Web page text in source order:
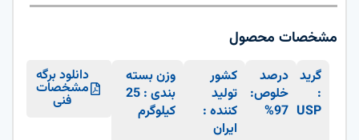
مشخصات محصول
گرید
:
USP
درصد
خلوص:
97%
کشور
تولید
کننده :
ایران
وزن بسته
بندی : 25
کیلوگرم
دانلود برگه
مشخصات
فنی